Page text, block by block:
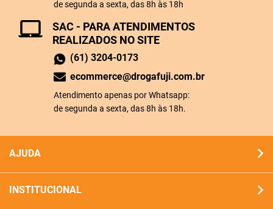
SAC - PARA ATENDIMENTOS
REALIZADOS NO SITE
(61) 3204-0173
ecommerce@drogafuji.com.br
Atendimento apenas por Whatsapp:
de segunda a sexta, das 8h às 18h.
de segunda a sexta, das 8h às 18h
AJUDA
INSTITUCIONAL